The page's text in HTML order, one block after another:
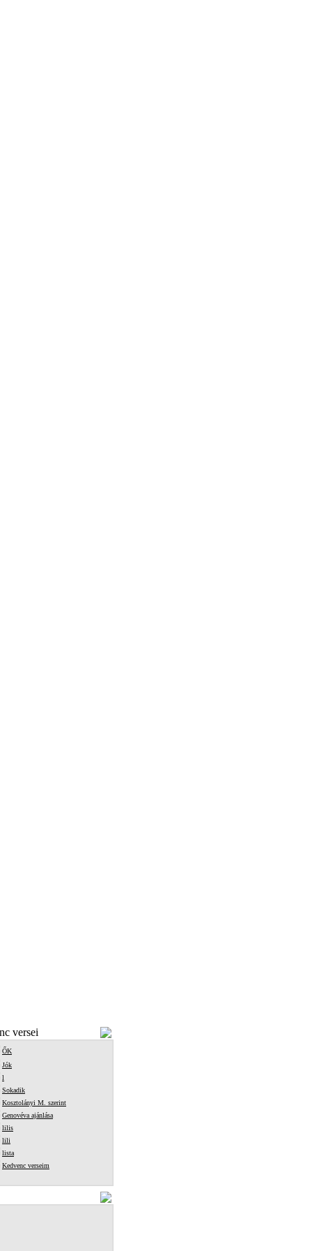
versei
ŐK
Jók
l
Sokadik
Kosztolányi M. szerint
Genovéva ajánlása
lilis
lili
lista
Kedvenc verseim